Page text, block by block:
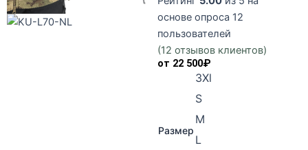
основе опроса 12
пользователей
(12 отзывов клиентов)
от 22 500₽
Размер
3Xl
S
M
L
Количество
Куртка
7